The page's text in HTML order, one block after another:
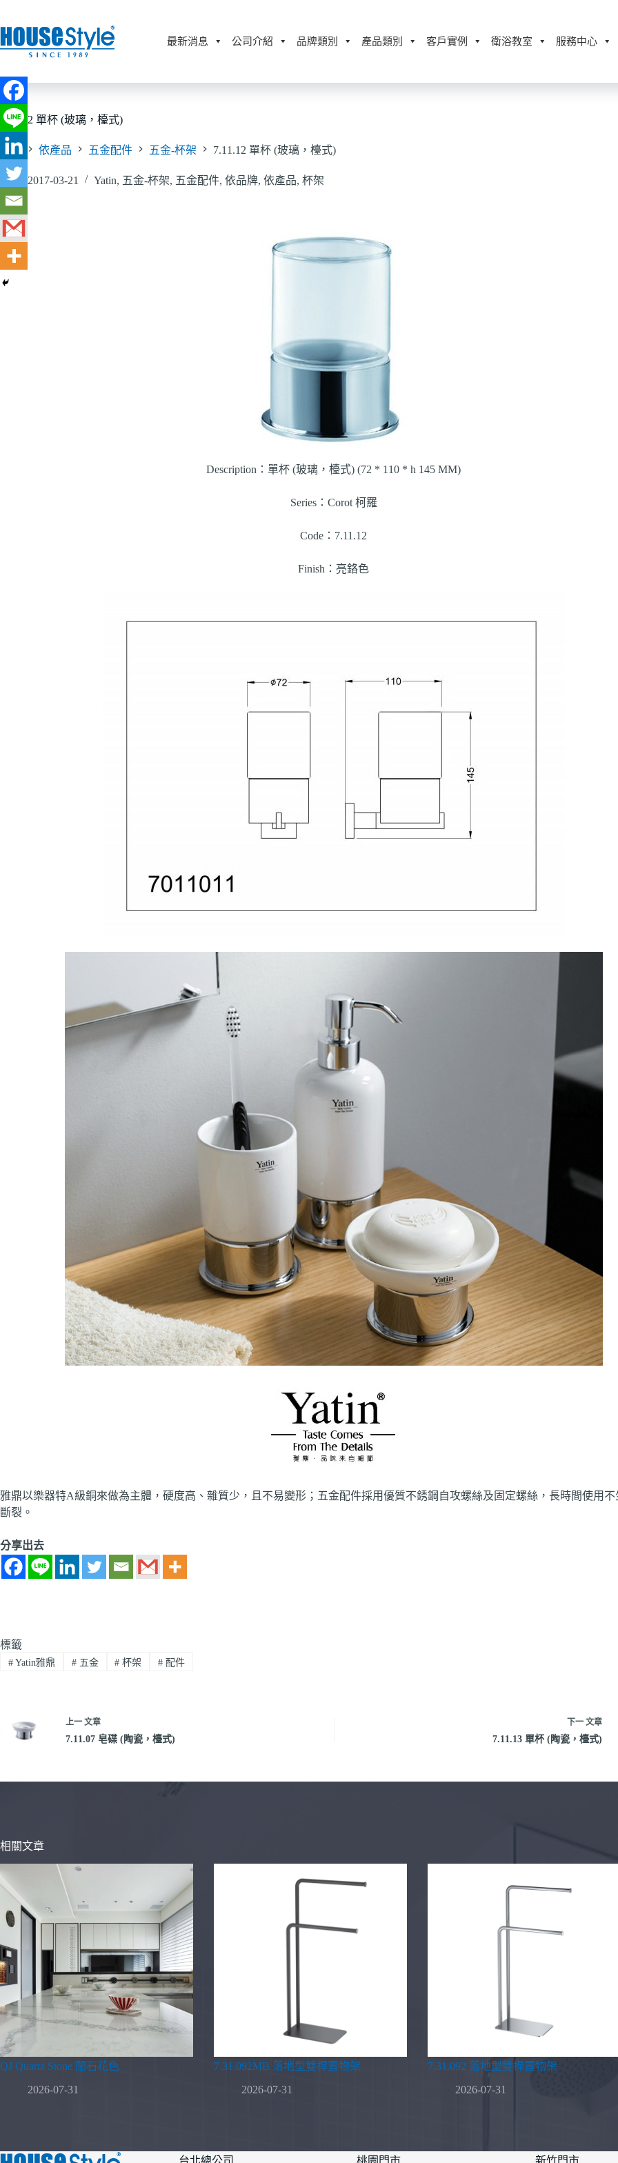
至
主
內
容
最新消息 公司介紹 品牌類別 產品類別 客戶實例 衛浴教室 服務中心
7.11.12 單杯 (玻璃，檯式)
首頁 依產品 五金配件 五金-杯架 7.11.12 單杯 (玻璃，檯式)
2017-03-21 Yatin, 五金-杯架, 五金配件, 依品牌, 依產品, 杯架
Description：單杯 (玻璃，檯式) (72 * 110 * h 145 MM)
Series：Corot 柯羅
Code：7.11.12
Finish：亮鉻色
雅鼎以樂器特A級銅來做為主體，硬度高、雜質少，且不易變形；五金配件採用優質不銹鋼自攻螺絲及固定螺絲，長時間使用不
斷裂。
分享出去
標籤
#Yatin雅鼎 #五金 # 杯架 # 配件
上一 文章
7.11.07 皂碟 (陶瓷，檯式)
下一 文章
7.11.13 單杯 (陶瓷，檯式)
相關文章
QJ Quartz Stone 闊石花色
2026-07-31
7.31.092MB 落地型雙桿置物架
2026-07-31
7.31.092 落地型雙桿置物架
2026-07-31
台北總公司 桃園門市 新竹門市